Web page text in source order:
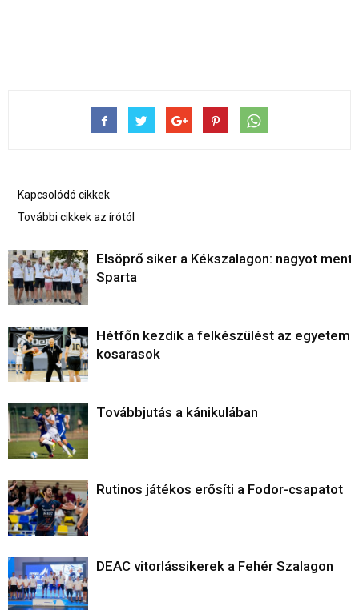
Kapcsolódó cikkek
További cikkek az írótól
Elsöprő siker a Kékszalagon: nagyot ment
Sparta
Hétfőn kezdik a felkészülést az egyetemi
kosarasok
Továbbjutás a kánikulában
Rutinos játékos erősíti a Fodor-csapatot
DEAC vitorlássikerek a Fehér Szalagon